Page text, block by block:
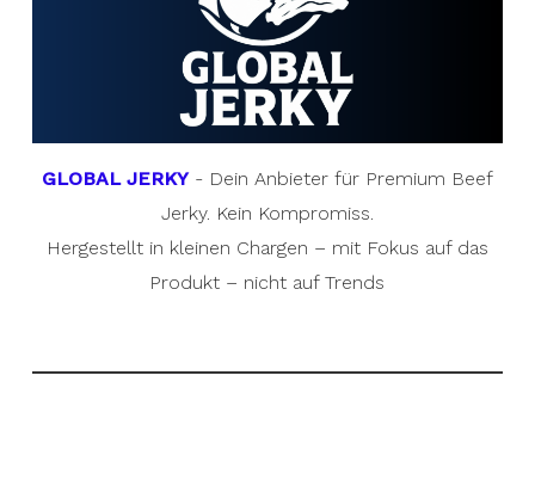
GLOBAL JERKY- Dein Anbieter für Premium Beef
Jerky. Kein Kompromiss.
Hergestellt in kleinen Chargen – mit Fokus auf das
Produkt – nicht auf Trends